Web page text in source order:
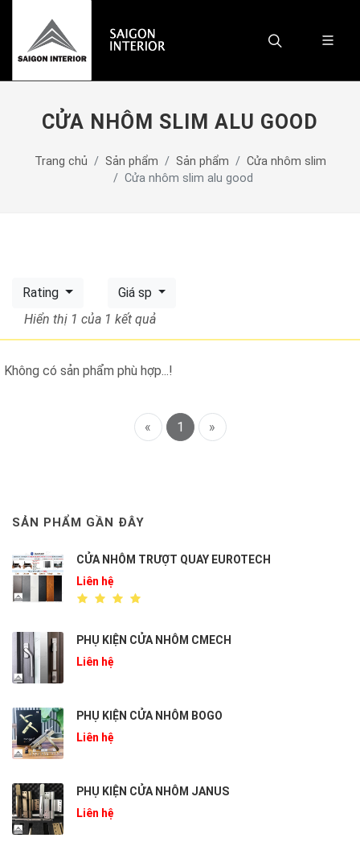
CỬA NHÔM SLIM ALU GOOD
Trang chủ Sản phẩm Sản phẩm
Cửa nhôm slim
Cửa nhôm slim alu good
Rating
Giá sp
Hiển thị 1 của 1 kết quả
Không có sản phẩm phù hợp...!
« 1 »
SẢN PHẨM GẦN ĐÂY
CỬA NHÔM TRƯỢT QUAY EUROTECH
Liên hệ
PHỤ KIỆN CỬA NHÔM CMECH
Liên hệ
PHỤ KIỆN CỬA NHÔM BOGO
Liên hệ
PHỤ KIỆN CỬA NHÔM JANUS
Liên hệ